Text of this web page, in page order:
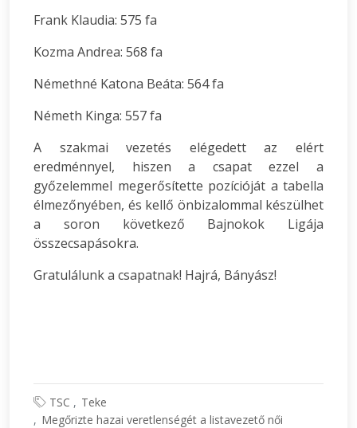
Frank Klaudia: 575 fa
Kozma Andrea: 568 fa
Némethné Katona Beáta: 564 fa
Németh Kinga: 557 fa
A szakmai vezetés elégedett az elért
eredménnyel, hiszen a csapat ezzel a
győzelemmel megerősítette pozícióját a tabella
élmezőnyében, és kellő önbizalommal készülhet
a soron következő Bajnokok Ligája
összecsapásokra.
Gratulálunk a csapatnak! Hajrá, Bányász!
TSC
Teke
Megőrizte hazai veretlenségét a listavezető női